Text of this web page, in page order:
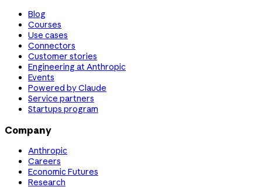
Blog
Courses
Use cases
Connectors
Customer stories
Engineering at Anthropic
Events
Powered by Claude
Service partners
Startups program
Company
Anthropic
Careers
Economic Futures
Research